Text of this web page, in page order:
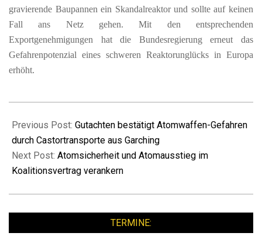
gravierende Baupannen ein Skandalreaktor und sollte auf keinen
Fall ans Netz gehen. Mit den entsprechenden
Exportgenehmigungen hat die Bundesregierung erneut das
Gefahrenpotenzial eines schweren Reaktorunglücks in Europa
erhöht.
01-
29
Previous Post: Gutachten bestätigt Atomwaffen-Gefahren
durch Castortransporte aus Garching
Next Post: Atomsicherheit und Atomausstieg im
Koalitionsvertrag verankern
TERMINE: